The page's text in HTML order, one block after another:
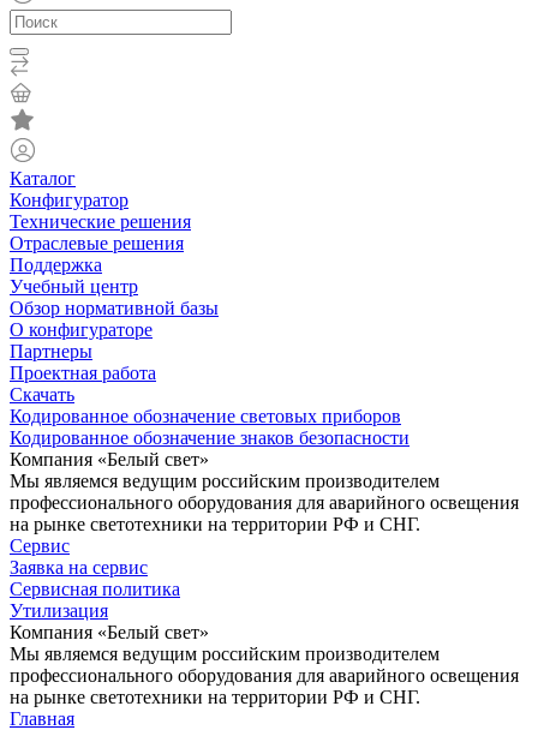
Каталог
Конфигуратор
Технические решения
Отраслевые решения
Поддержка
Учебный центр
Обзор нормативной базы
О конфигураторе
Партнеры
Проектная работа
Скачать
Кодированное обозначение световых приборов
Кодированное обозначение знаков безопасности
Компания «Белый свет»
Мы являемся ведущим российским производителем
профессионального оборудования для аварийного освещения
на рынке светотехники на территории РФ и СНГ.
Сервис
Заявка на сервис
Сервисная политика
Утилизация
Компания «Белый свет»
Мы являемся ведущим российским производителем
профессионального оборудования для аварийного освещения
на рынке светотехники на территории РФ и СНГ.
Главная